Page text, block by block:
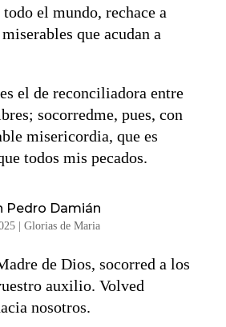
el mundo, rechace a
que acudan a
el de reconciliadora entre
socorredme, pues, con
misericordia, que es
todos mis pecados.
Pedro Damián
| Glorias de Maria
de Dios, socorred a los
auxilio. Volved
nosotros.